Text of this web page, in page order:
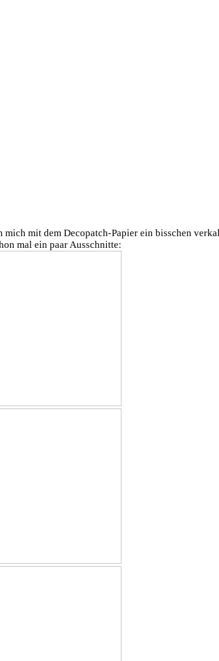
mit dem Decopatch-Papier ein bisschen
mal ein paar Ausschnitte: